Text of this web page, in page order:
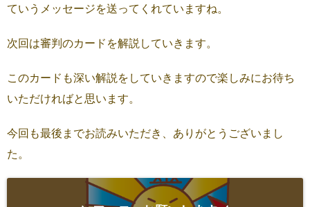
ていうメッセージを送ってくれていますね。
次回は審判のカードを解説していきます。
このカードも深い解説をしていきますので楽しみにお待ち
いただければと思います。
今回も最後までお読みいただき、ありがとうございまし
た。